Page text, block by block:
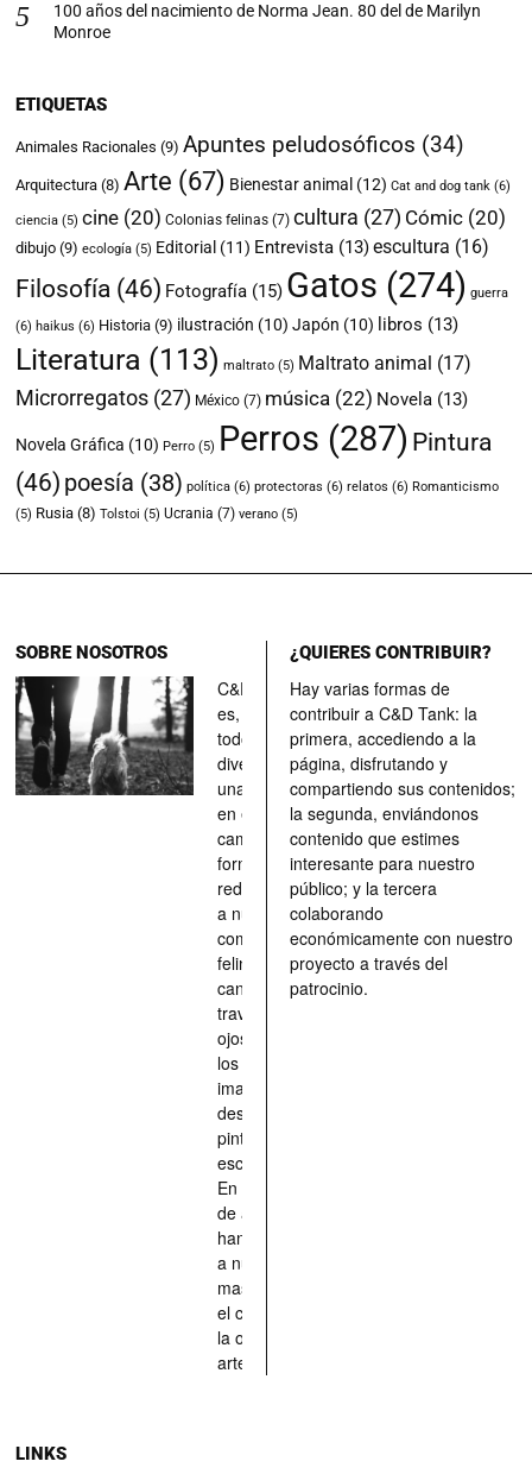
100 años del nacimiento de Norma Jean. 80 del de Marilyn
Monroe
ETIQUETAS
Animales Racionales (9) Apuntes peludosóficos (34)
Arquitectura (8) Arte (67) Bienestar animal (12) Cat and dog tank (6)
ciencia (5) cine (20) Colonias felinas (7) cultura (27) Cómic (20)
dibujo (9) ecología (5) Editorial (11) Entrevista (13)escultura (16)
Filosofía (46) Fotografía (15) Gatos (274) guerra
(6) haikus (6) Historia (9) ilustración (10) Japón (10) libros (13)
Literatura (113) maltrato (5) Maltrato animal (17)
Microrregatos (27) México (7) música (22) Novela (13)
Novela Gráfica (10) Perro (5) Perros (287) Pintura
(46) poesía (38) política (6) protectoras (6) relatos (6) Romanticismo
(5) Rusia (8) Tolstoi (5) Ucrania (7) verano (5)
SOBRE NOSOTROS
C&D Tank
es, ante
todo, un
divertimento,
una parada
en el
camino, una
forma de
redescubrir
a nuestros
compañeros
felinos y
caninos a
través de los
ojos quienes
los han
imaginado,
descrito,
pintado,
esculpido...
En definitiva,
de aquellos
han situado
a nuestras
mascotas en
el centro de
la obra de
arte.
¿QUIERES CONTRIBUIR?
Hay varias formas de
contribuir a C&D Tank: la
primera, accediendo a la
página, disfrutando y
compartiendo sus contenidos;
la segunda, enviándonos
contenido que estimes
interesante para nuestro
público; y la tercera
colaborando
económicamente con nuestro
proyecto a través del
patrocinio.
LINKS